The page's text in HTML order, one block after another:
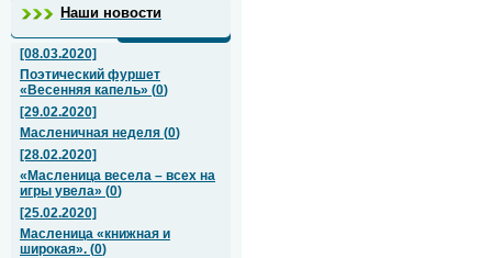
Наши новости
[08.03.2020]
Поэтический фуршет
«Весенняя капель» (0)
[29.02.2020]
Масленичная неделя (0)
[28.02.2020]
«Масленица весела – всех на
игры увела» (0)
[25.02.2020]
Масленица «книжная и
широкая». (0)